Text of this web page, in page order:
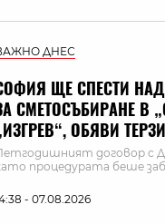
ДНЕС
ЩЕ СПЕСТИ
СМЕТОСЪБИРАНЕ В
ОБЯВИ
договор с
процедурата беше
- 07.08.2026